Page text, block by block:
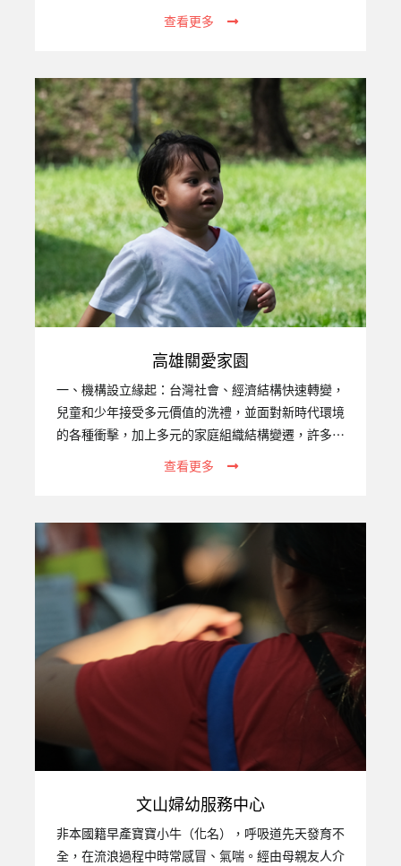
庭原本的功能銳減，不但無法承擔保護、教養子女之
以擔負育兒照顧的家庭功能已漸顯不足，再加上台灣
近年失業率、自殺率偏高，除了對家庭內之兒童少年
造成很大影響外，也衍生出許多破碎、失去功能的家
庭和失親無依的兒童，以及因毒癮而感染愛滋，甚至
禍及下一代的高風險家庭，社團法人台灣關愛之家協
會高雄婦幼部，94年便開始照顧遭受困境的婦女、兒
童，2011年11月成立的『…
查看更多
高雄關愛家園
一、機構設立緣起：台灣社會、經濟結構快速轉變，
兒童和少年接受多元價值的洗禮，並面對新時代環境
的各種衝擊，加上多元的家庭組織結構變遷，許多家
庭原本的功能銳減，不但無法承擔保護、教養子女之
職責，甚至成為侵害子女的源頭。【財團法人台灣關
輕社會負擔。二、機構設立宗旨：不分年齡、性別、
種族、國籍與宗教，提供安置服務、照顧、心理輔
導、生活補助，讓收容者都能感受到家的溫暖與生命
的尊嚴。以尊重和關懷延續家庭的溫暖，提供孩子們
更適切的專業服務，讓失家的孩子們能揮別陰霾、接
納自己並關愛別人。三、服務對象：提供床0至6歲幼
兒，一共12個床位。四、服務項目：生活照護：…
查看更多
文山婦幼服務中心
非本國籍早產寶寶小牛（化名），呼吸道先天發育不
全，在流浪過程中時常感冒、氣喘。經由母親友人介